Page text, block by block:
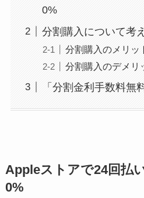
0%
分割購入について考
分割購入のメリッ
分割購入のデメリ
「分割金利手数料無
Appleストアで24回払
0%